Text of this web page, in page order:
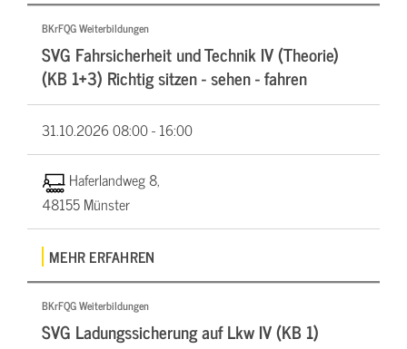
BKrFQG Weiterbildungen
SVG Fahrsicherheit und Technik IV (Theorie)
(KB 1+3) Richtig sitzen - sehen - fahren
31.10.202608:00 - 16:00
Haferlandweg 8,
48155 Münster
MEHR ERFAHREN
BKrFQG Weiterbildungen
SVG Ladungssicherung auf Lkw IV (KB 1)